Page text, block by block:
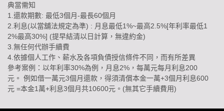
典當需知
1.還款期數: 最低3個月-最長60個月
2.利息(以當舖法規定為準) : 月息最低1%~最高2.5%[年利率最低1
2%最高30%] (提早結清以日計算，無違約金)
3.無任何代辦手續費
4.依據個人工作、薪水及各項負債授信條件不同，而有所差異
參考案例：以年利率30%為例，月息2%，每萬元每月利息200
元。 例如借一萬元3個月還款，得須清償本金一萬+3個月利息600
元 =本金1萬+利息3個月共10600元。(無其它手續費用)